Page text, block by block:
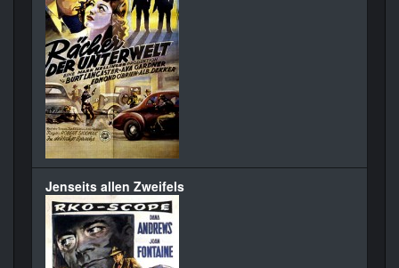
Jenseits allen Zweifels